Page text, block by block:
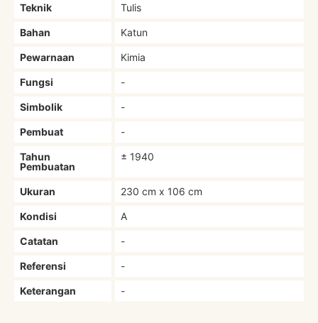
Teknik Tulis
Bahan Katun
Pewarnaan Kimia
Fungsi -
Simbolik -
Pembuat -
Tahun
Pembuatan
± 1940
Ukuran 230 cm x 106 cm
Kondisi A
Catatan -
Referensi -
Keterangan -